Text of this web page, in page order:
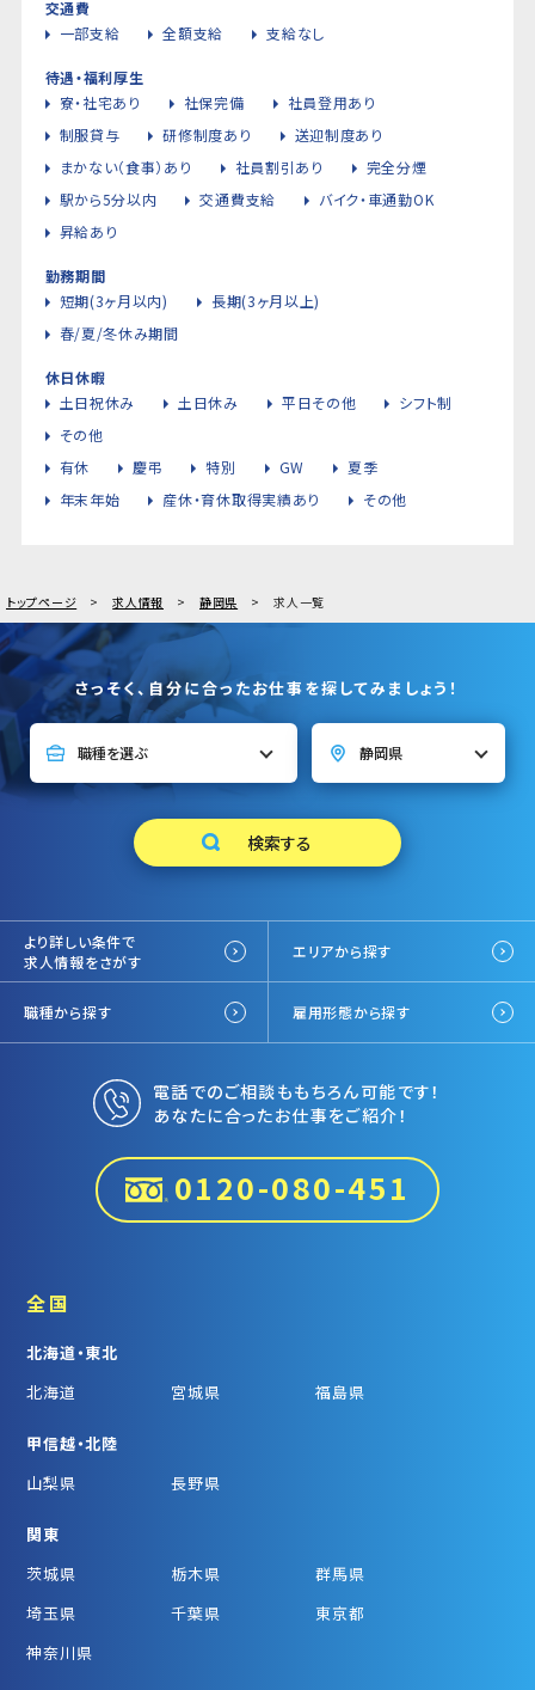
交通費
一部支給
全額支給 支給なし
待遇・福利厚生
寮・社宅あり
社保完備
社員登用あり
制服貸与
研修制度あり
送迎制度あり
まかない（食事）あり
社員割引あり
完全分煙
駅から5分以内
交通費支給
バイク・車通勤OK
昇給あり
勤務期間
短期(3ヶ月以内)
長期(3ヶ月以上)
春/夏/冬休み期間
休日休暇
土日祝休み
土日休み 平日その他
シフト制
その他
有休
慶弔 特別 GW
夏季
年末年始
産休・育休取得実績あり その他
トップページ 求人情報 静岡県 求人一覧
さっそく、自分に合ったお仕事を探してみましょう！
より詳しい条件で
求人情報をさがす
エリアから探す
職種から探す 雇用形態から探す
電話でのご相談ももちろん可能です！
あなたに合ったお仕事をご紹介！
0120-080-451
全国
北海道・東北
北海道
宮城県 福島県
甲信越・北陸
山梨県
長野県
関東
茨城県
栃木県
群馬県
埼玉県
千葉県
東京都
神奈川県